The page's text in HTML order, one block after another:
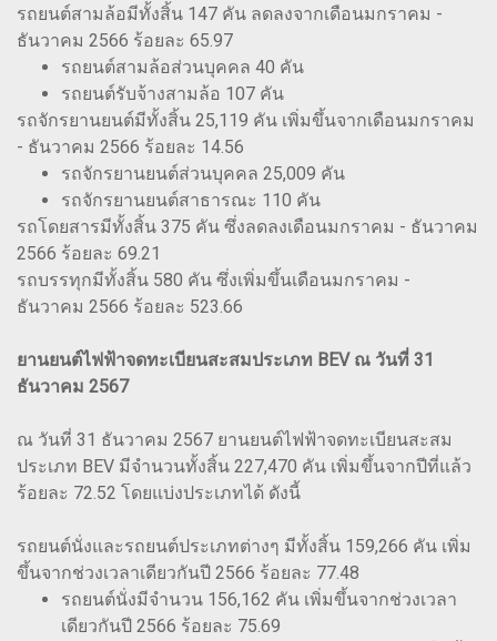
รถยนต์สามล้อมีทั้งสิ้น 147 คัน ลดลงจากเดือนมกราคม -
ธันวาคม 2566 ร้อยละ 65.97
รถยนต์สามล้อส่วนบุคคล 40 คัน
รถยนต์รับจ้างสามล้อ 107 คัน
รถจักรยานยนต์มีทั้งสิ้น 25,119 คัน เพิ่มขึ้นจากเดือนมกราคม
- ธันวาคม 2566 ร้อยละ 14.56
รถจักรยานยนต์ส่วนบุคคล 25,009 คัน
รถจักรยานยนต์สาธารณะ 110 คัน
รถโดยสารมีทั้งสิ้น 375 คัน ซึ่งลดลงเดือนมกราคม - ธันวาคม
2566 ร้อยละ 69.21
รถบรรทุกมีทั้งสิ้น 580 คัน ซึ่งเพิ่มขึ้นเดือนมกราคม -
ธันวาคม 2566 ร้อยละ 523.66
ยานยนต์ไฟฟ้าจดทะเบียนสะสมประเภท BEV ณ วันที่ 31
ธันวาคม 2567
ณ วันที่ 31 ธันวาคม 2567 ยานยนต์ไฟฟ้าจดทะเบียนสะสม
ประเภท BEV มีจำนวนทั้งสิ้น 227,470 คัน เพิ่มขึ้นจากปีที่แล้ว
ร้อยละ 72.52 โดยแบ่งประเภทได้ ดังนี้
รถยนต์นั่งและรถยนต์ประเภทต่างๆ มีทั้งสิ้น 159,266 คัน เพิ่ม
ขึ้นจากช่วงเวลาเดียวกันปี 2566 ร้อยละ 77.48
รถยนต์นั่งมีจำนวน 156,162 คัน เพิ่มขึ้นจากช่วงเวลา
เดียวกันปี 2566 ร้อยละ 75.69